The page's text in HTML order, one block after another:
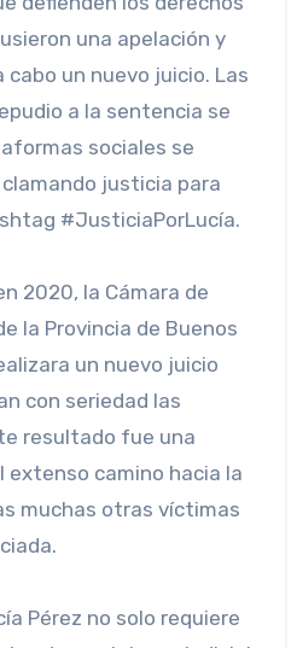
una apelación y
cabo un nuevo juicio. Las
a la sentencia se
sociales se
justicia para
#JusticiaPorLucía.
2020, la Cámara de
la Provincia de Buenos
un nuevo juicio
con seriedad las
resultado fue una
extenso camino hacia la
muchas otras víctimas
Pérez no solo requiere